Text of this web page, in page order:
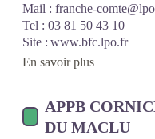
Mail : franche-
Tel : 03 81 50 43 10
Site : www.bfc.lpo.fr
En savoir plus
APPB
DU MACLU